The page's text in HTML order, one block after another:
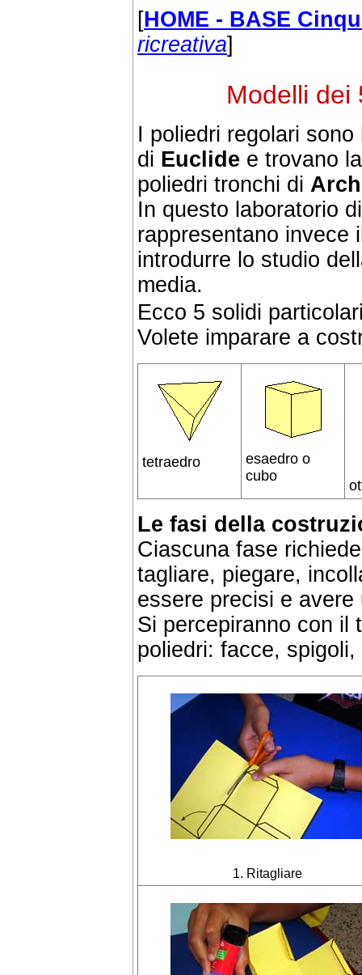
[HOME - BASE
ricreativa]
Modelli dei
I poliedri regolari
di Euclide e trovano
poliedri tronchi di
In questo laboratorio
rappresentano invece
introdurre lo studio
media.
Ecco 5 solidi
Volete imparare a
tetraedro
esaedro o
cubo
Le fasi della
Ciascuna fase
tagliare, piegare,
essere precisi e
Si percepiranno con il
poliedri: facce,
1. Ritagliare